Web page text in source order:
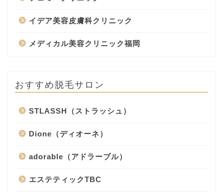
イデア美容皮膚科クリニック
メディカル美容クリニック福岡
おすすめ脱毛サロン
STLASSH（ストラッシュ）
Dione（ディオーネ）
adorable（アドラーブル）
エステティックTBC